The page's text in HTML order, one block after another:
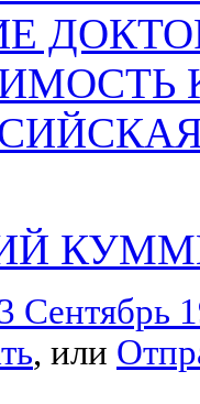
Сентябрь
, или